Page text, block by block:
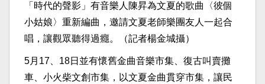
「時代的聲影」有音樂人陳昇為文夏的歌曲〈彼個
小姑娘〉重新編曲，邀請文夏老師樂團友人一起合
唱，讓觀眾聽得過癮。（記者楊金城攝）
5月17、18日並有懷舊金曲音樂市集、復古叫賣攤
車、小火柴文創市集，以文夏金曲貫穿市集，讓民